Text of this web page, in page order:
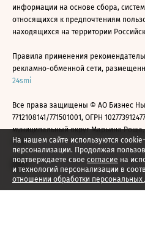
На нашем сайте используются
персонализации. Продолжая
подтверждаете свое согласие на
и технологий персонализации в
отношении обработки персональных
информации на основе сбора,
относящихся к предпочтениям
находящихся на территории
Правила применения
рекламно-обменной сети,
24smi
Все права защищены © АО Бизнес
7712108141/771501001, ОГРН
муниципальный округ Марьина Роща,
2026